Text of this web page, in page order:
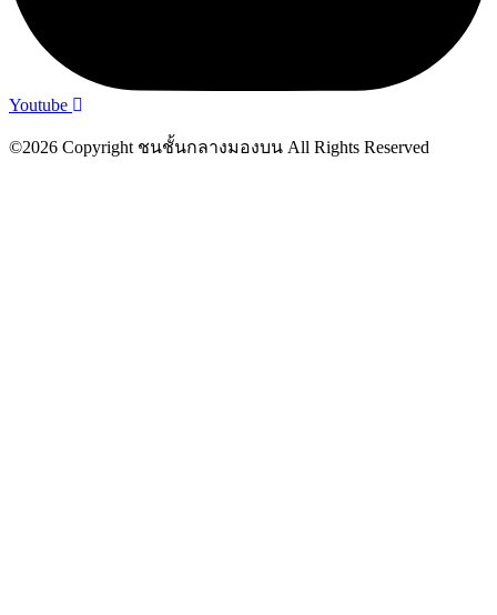
Youtube
©2026 Copyright ชนชั้นกลางมองบน All Rights Reserved